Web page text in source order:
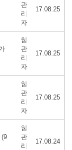
관
리
자
17.08.25
웹
관
리
자
17.08.25
웹
관
리
자
17.08.25
(9
웹
관
리
17.08.24